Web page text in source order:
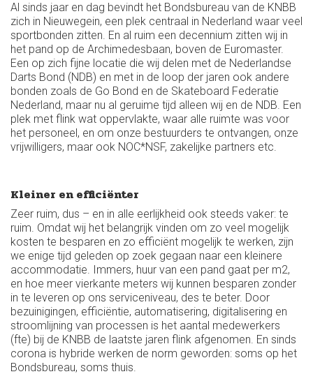
Al sinds jaar en dag bevindt het Bondsbureau van de KNBB
zich in Nieuwegein, een plek centraal in Nederland waar veel
sportbonden zitten. En al ruim een decennium zitten wij in
het pand op de Archimedesbaan, boven de Euromaster.
Een op zich fijne locatie die wij delen met de Nederlandse
Darts Bond (NDB) en met in de loop der jaren ook andere
bonden zoals de Go Bond en de Skateboard Federatie
Nederland, maar nu al geruime tijd alleen wij en de NDB. Een
plek met flink wat oppervlakte, waar alle ruimte was voor
het personeel, en om onze bestuurders te ontvangen, onze
vrijwilligers, maar ook NOC*NSF, zakelijke partners etc.
Kleiner en efficiënter
Zeer ruim, dus – en in alle eerlijkheid ook steeds vaker: te
ruim. Omdat wij het belangrijk vinden om zo veel mogelijk
kosten te besparen en zo efficiënt mogelijk te werken, zijn
we enige tijd geleden op zoek gegaan naar een kleinere
accommodatie. Immers, huur van een pand gaat per m2,
en hoe meer vierkante meters wij kunnen besparen zonder
in te leveren op ons serviceniveau, des te beter. Door
bezuinigingen, efficiëntie, automatisering, digitalisering en
stroomlijning van processen is het aantal medewerkers
(fte) bij de KNBB de laatste jaren flink afgenomen. En sinds
corona is hybride werken de norm geworden: soms op het
Bondsbureau, soms thuis.